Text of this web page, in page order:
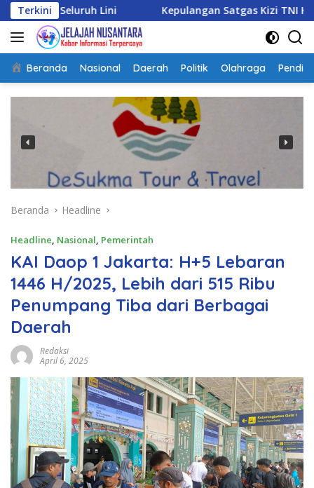
Langsung
ke
konten
Terkini
Lini Kepulangan Satgas Kizi TNI Kontingen Garuda
Beranda Nasional Daerah Politik Olahraga
Beranda Headline
Headline, Nasional, Pemerintah
KAI Daop 1 Jakarta: H+5 Lebaran
1446 H/2025, Lebih dari 515 Ribu
Penumpang Tiba dari Berbagai
Daerah
Redaksi
April 6, 2025